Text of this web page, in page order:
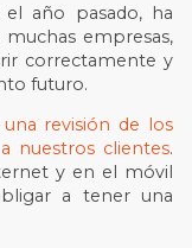
el año pasado, ha
empresas,
correctamente y
futuro.
revisión de los
nuestros clientes.
y en el móvil
a tener una